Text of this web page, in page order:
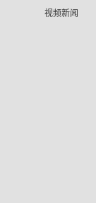
视频新闻